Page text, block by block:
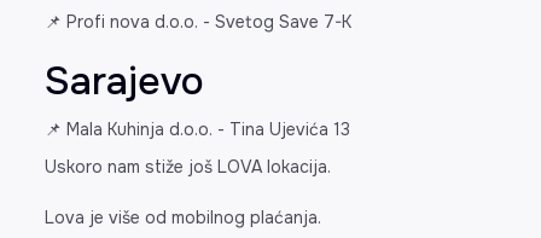
📌 Profi nova d.o.o. - Svetog Save 7-K
Sarajevo
📌 Mala Kuhinja d.o.o. - Tina Ujevića 13
Uskoro nam stiže još LOVA lokacija.
Lova je više od mobilnog plaćanja.